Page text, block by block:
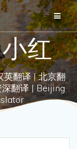
红
英翻译 | 北京翻
翻译 | Beijing